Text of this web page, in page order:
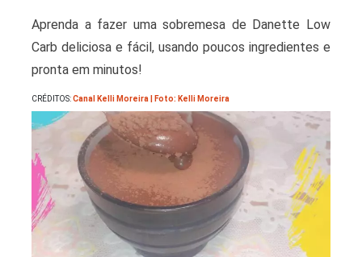
Aprenda a fazer uma sobremesa de Danette Low
Carb deliciosa e fácil, usando poucos ingredientes e
pronta em minutos!
CRÉDITOS:Canal Kelli Moreira | Foto: Kelli Moreira